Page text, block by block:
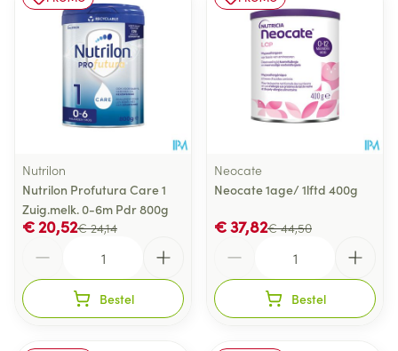
Nutrilon
Nutrilon Profutura Care 1
Zuig.melk. 0-6m Pdr 800g
€ 24,14
€ 20,52
Bestel
Neocate
Neocate 1age/ 1lftd 400g
€ 44,50
€ 37,82
Bestel